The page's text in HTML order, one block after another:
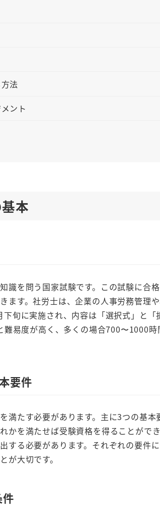
法
ント
本
を問う国家試験です。この試験に合
ます。社労士は、企業の人事労務管理
旬に実施され、内容は「選択式」と
易度が高く、多くの場合700〜1000
要件
満たす必要があります。主に3つの基
を満たせば受験資格を得ることがで
する必要があります。それぞれの要件
が大切です。